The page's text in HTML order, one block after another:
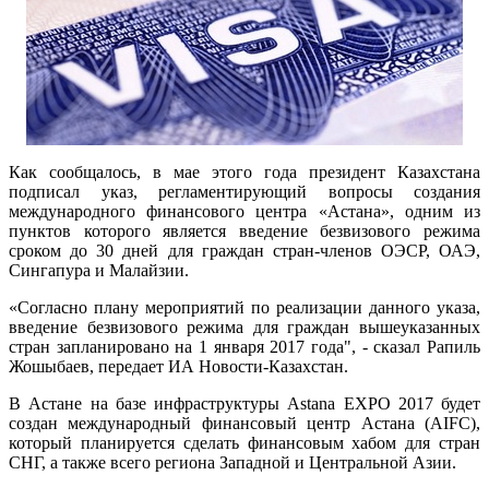
Как сообщалось, в мае этого года президент Казахстана
подписал указ, регламентирующий вопросы создания
международного финансового центра «Астана», одним из
пунктов которого является введение безвизового режима
сроком до 30 дней для граждан стран-членов ОЭСР, ОАЭ,
Сингапура и Малайзии.
«Согласно плану мероприятий по реализации данного указа,
введение безвизового режима для граждан вышеуказанных
стран запланировано на 1 января 2017 года", - сказал Рапиль
Жошыбаев, передает ИА Новости-Казахстан.
В Астане на базе инфраструктуры Astana EXPO 2017 будет
создан международный финансовый центр Астана (AIFC),
который планируется сделать финансовым хабом для стран
СНГ, а также всего региона Западной и Центральной Азии.